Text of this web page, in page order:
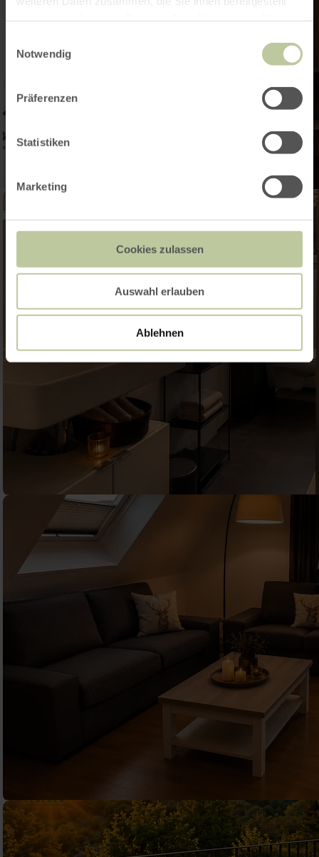
Notwendig
Präferenzen
Statistiken
Marketing
Cookies zulassen
Auswahl erlauben
Ablehnen